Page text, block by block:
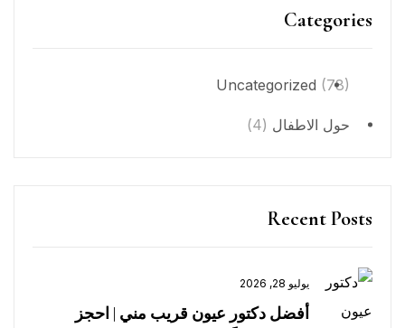
Categories
Uncategorized (78)
حول الاطفال (4)
Recent Posts
يوليو 28, 2026
أفضل دكتور عيون قريب مني | احجز